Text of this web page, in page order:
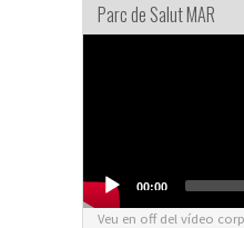
Parc de Salut MAR
00:00
Veu en off del vídeo